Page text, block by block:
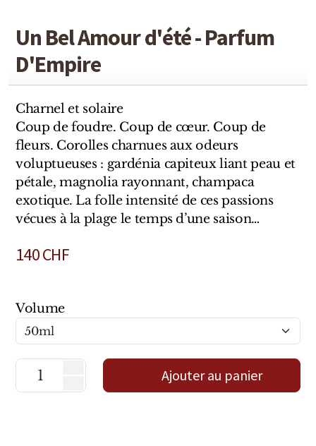
Un Bel Amour d'été - Parfum
D'Empire
Charnel et solaire
Coup de foudre. Coup de cœur. Coup de
fleurs. Corolles charnues aux odeurs
voluptueuses : gardénia capiteux liant peau et
pétale, magnolia rayonnant, champaca
exotique. La folle intensité de ces passions
vécues à la plage le temps d’une saison…
140CHF
Volume
Ajouter au panier
The Different Company
Perris Monte-carlo
Robert Piguet
Sensatio
Trudon
Marques Italiennes
Santa Maria Novella
Marques Suisses
Créateur Olfactif Genève
Pernoire